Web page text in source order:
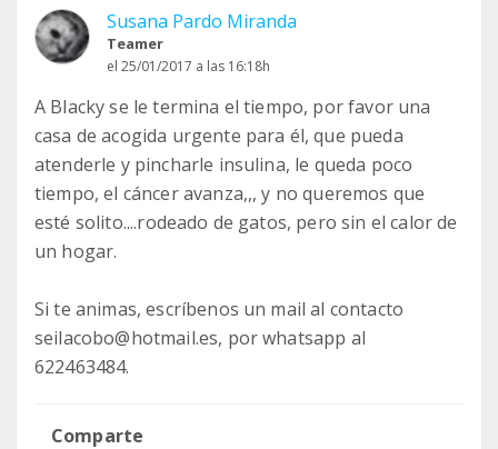
Susana Pardo Miranda
Teamer
el 25/01/2017 a las 16:18h
A Blacky se le termina el tiempo, por favor una
casa de acogida urgente para él, que pueda
atenderle y pincharle insulina, le queda poco
tiempo, el cáncer avanza,,, y no queremos que
esté solito....rodeado de gatos, pero sin el calor de
un hogar.
Si te animas, escríbenos un mail al contacto
seilacobo@hotmail.es, por whatsapp al
622463484.
Comparte